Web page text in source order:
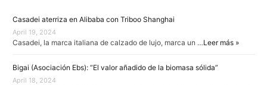
Casadei aterriza en Alibaba con Triboo Shanghai
April 19, 2024
Casadei, la marca italiana de calzado de lujo, marca un …Leer más »
Bigai (Asociación Ebs): “El valor añadido de la biomasa sólida”
April 18, 2024